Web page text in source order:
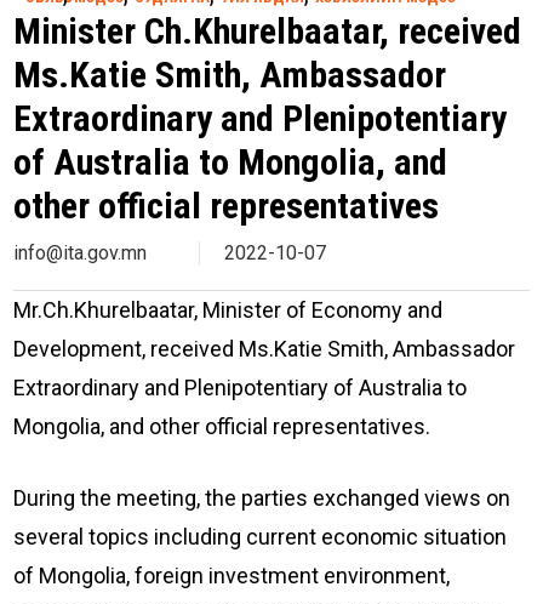
Minister Ch.Khurelbaatar, received
Ms.Katie Smith, Ambassador
Extraordinary and Plenipotentiary
of Australia to Mongolia, and
other official representatives
info@ita.gov.mn 2022-10-07
Mr.Ch.Khurelbaatar, Minister of Economy and
Development, received Ms.Katie Smith, Ambassador
Extraordinary and Plenipotentiary of Australia to
Mongolia, and other official representatives.
During the meeting, the parties exchanged views on
several topics including current economic situation
of Mongolia, foreign investment environment,